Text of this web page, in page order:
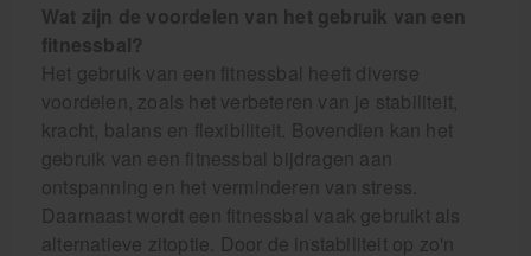
Wat zijn de voordelen van het gebruik van een
fitnessbal?
Het gebruik van een fitnessbal heeft diverse
voordelen, zoals het verbeteren van je stabiliteit,
kracht, balans en flexibiliteit. Bovendien kan het
gebruik van een fitnessbal bijdragen aan
ontspanning en het verminderen van stress.
Daarnaast wordt een fitnessbal vaak gebruikt als
alternatieve zitoptie. Door de instabiliteit op zo'n